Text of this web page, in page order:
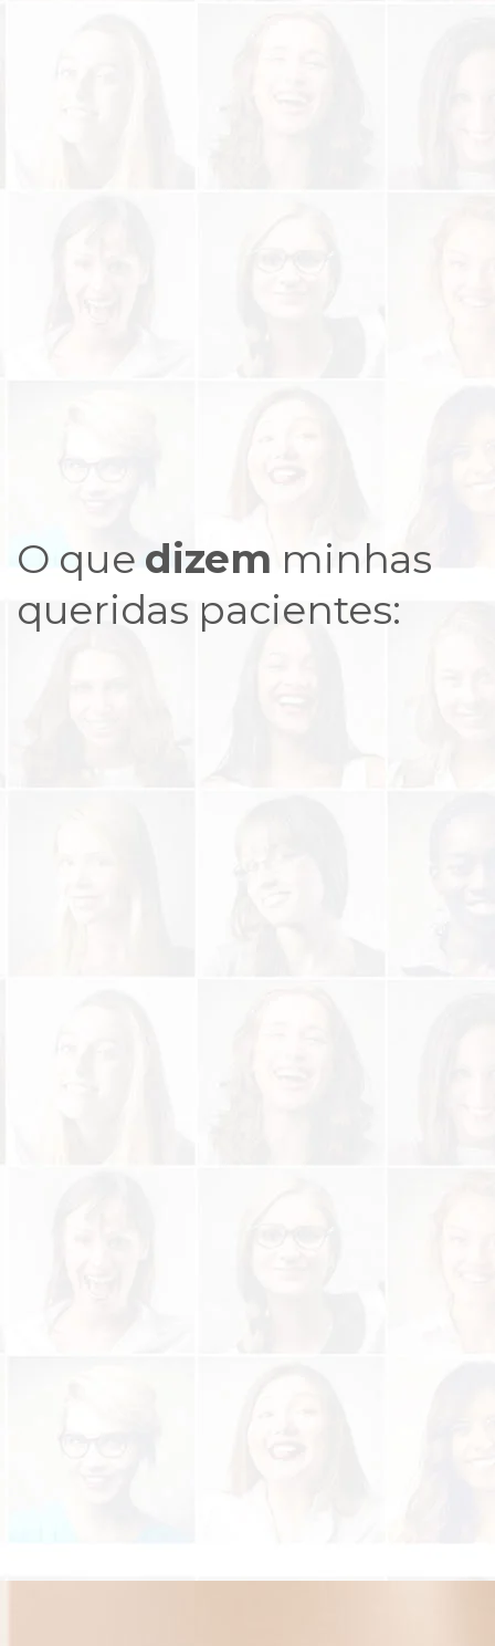
O que dizem minhas
queridas pacientes: